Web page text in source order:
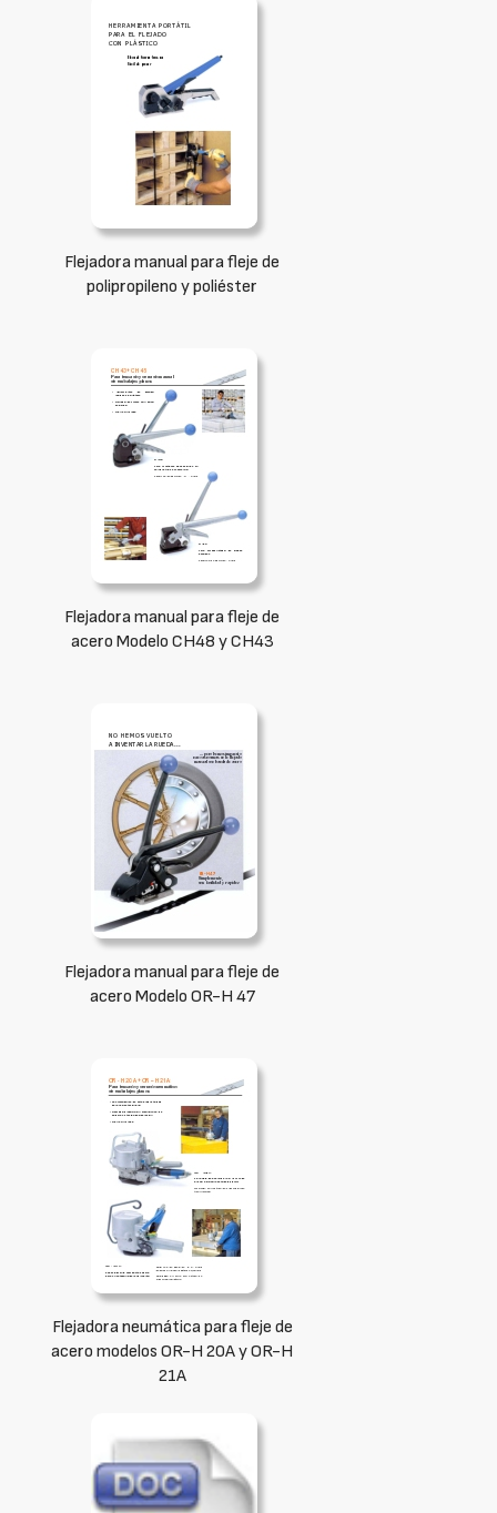
Flejadora manual para fleje de
polipropileno y poliéster
Flejadora manual para fleje de
acero Modelo CH48 y CH43
Flejadora manual para fleje de
acero Modelo OR-H 47
Flejadora neumática para fleje de
acero modelos OR-H 20A y OR-H
21A